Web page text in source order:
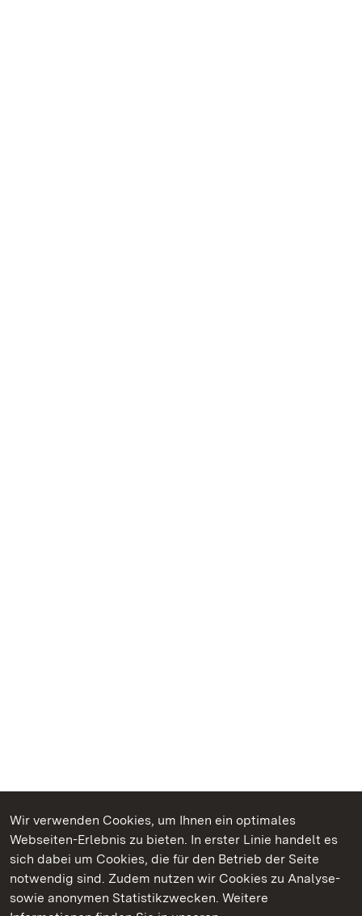
Wir verwenden Cookies, um Ihnen ein optimales
Webseiten-Erlebnis zu bieten. In erster Linie handelt es
sich dabei um Cookies, die für den Betrieb der Seite
notwendig sind. Zudem nutzen wir Cookies zu Analyse-
sowie anonymen Statistikzwecken. Weitere
Kommen. Staunen. Genießen.